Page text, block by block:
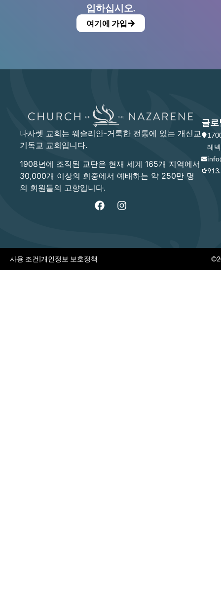
입하십시오.
여기에 가입
나사렛 교회는 웨슬리안-거룩한 전통에 있는 개신교
기독교 교회입니다.
1908년에 조직된 교단은 현재 세계 165개 지역에서
30,000개 이상의 회중에서 예배하는 약 250만 명
의 회원들의 고향입니다.
글로
레
사용 조건|개인정보 보호정책